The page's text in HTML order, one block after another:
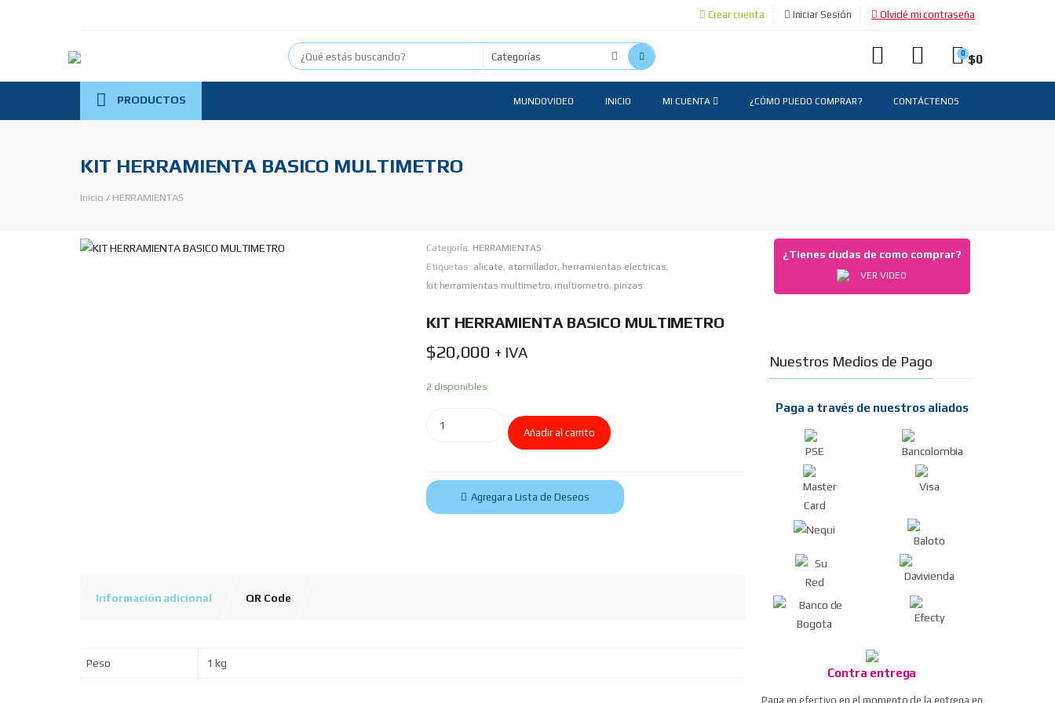
Crear cuenta Iniciar Sesión Olvidé mi contraseña
0 $0
PRODUCTOS MUNDOVIDEO INICIO MI CUENTA ¿CÓMO PUEDO COMPRAR? CONTÁCTENOS
KIT HERRAMIENTA BASICO MULTIMETRO
Inicio / HERRAMIENTAS
Categoría: HERRAMIENTAS
Etiquetas: alicate, atornillador, herramientas electricas,
kit herramientas multimetro, multiometro, pinzas
KIT HERRAMIENTA BASICO MULTIMETRO
$20,000 + IVA
2 disponibles
Añadir al carrito
Agregar a Lista de Deseos
Información adicional QR Code
Peso 1 kg
¿Tienes dudas de como comprar?
VER VIDEO
Nuestros Medios de Pago
Paga a través de nuestros aliados
Contra entrega
Paga en efectivo en el momento de la entrega en